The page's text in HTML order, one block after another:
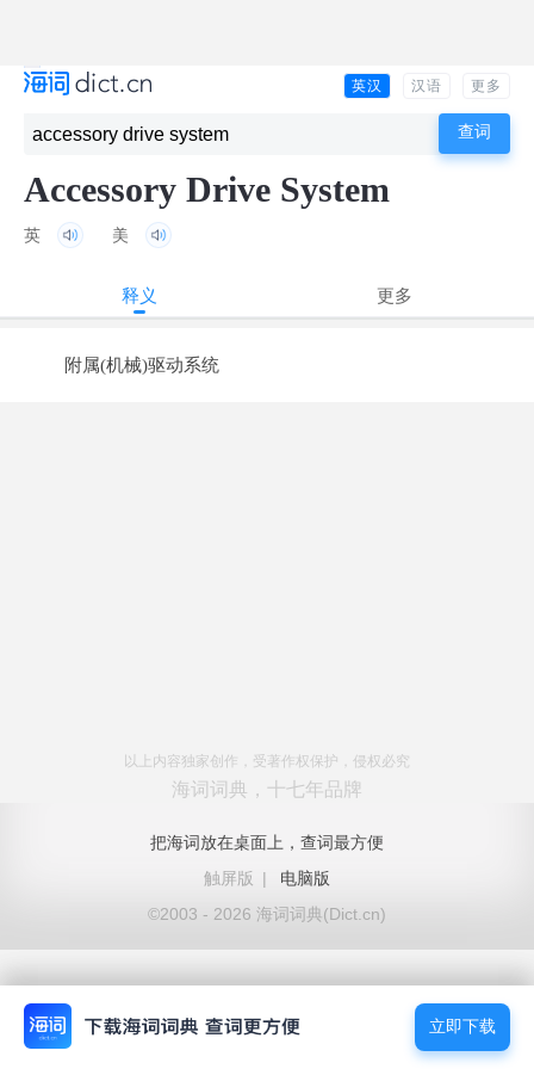
英汉 汉语 更多
Accessory Drive System
英 美
释义 更多
附属(机械)驱动系统
以上内容独家创作，受著作权保护，侵权必究
海词词典，十七年品牌
把海词放在桌面上，查词最方便
触屏版
|
电脑版
©2003 - 2026 海词词典(Dict.cn)
立即下载
立即下载